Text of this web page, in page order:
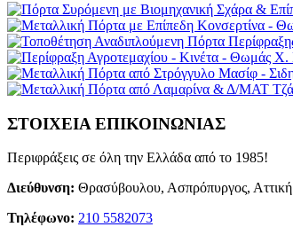
ΣΤΟΙΧΕΙΑ ΕΠΙΚΟΙΝΩΝΙΑΣ
Περιφράξεις σε όλη την Ελλάδα από το 1985!
Διεύθυνση: Θρασύβουλου, Ασπρόπυργος, Αττική
Τηλέφωνο: 210 5582073